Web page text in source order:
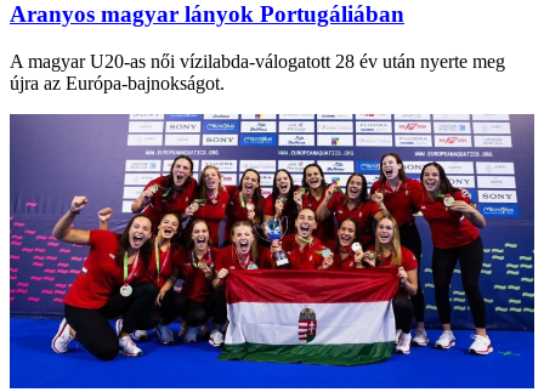
Aranyos magyar lányok Portugáliában
A magyar U20-as női vízilabda-válogatott 28 év után nyerte meg
újra az Európa-bajnokságot.